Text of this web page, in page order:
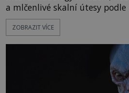
a mlčenlivé skalní útesy
fungují jako anomální zóny,
vnímání času i prostoru. Geologické anomálie hory
badatelé zde odkrývají
prastaré pohanské kulty,
ZOBRAZIT VÍCE